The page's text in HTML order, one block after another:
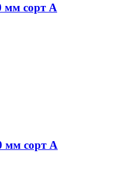
мм сорт А
мм сорт А